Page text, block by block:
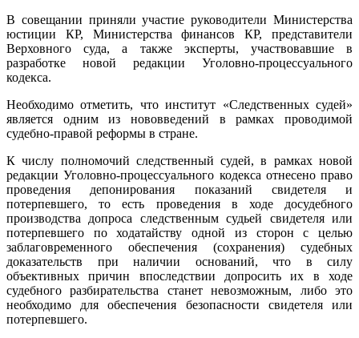
В совещании приняли участие руководители Министерства
юстиции КР, Министерства финансов КР, представители
Верховного суда, а также эксперты, участвовавшие в
разработке новой редакции Уголовно-процессуального
кодекса.
Необходимо отметить, что институт «Следственных судей»
является одним из нововведений в рамках проводимой
судебно-правой реформы в стране.
К числу полномочий следственный судей, в рамках новой
редакции Уголовно-процессуального кодекса отнесено право
проведения депонирования показаний свидетеля и
потерпевшего, то есть проведения в ходе досудебного
производства допроса следственным судьей свидетеля или
потерпевшего по ходатайству одной из сторон с целью
заблаговременного обеспечения (сохранения) судебных
доказательств при наличии оснований, что в силу
объективных причин впоследствии допросить их в ходе
судебного разбирательства станет невозможным, либо это
необходимо для обеспечения безопасности свидетеля или
потерпевшего.